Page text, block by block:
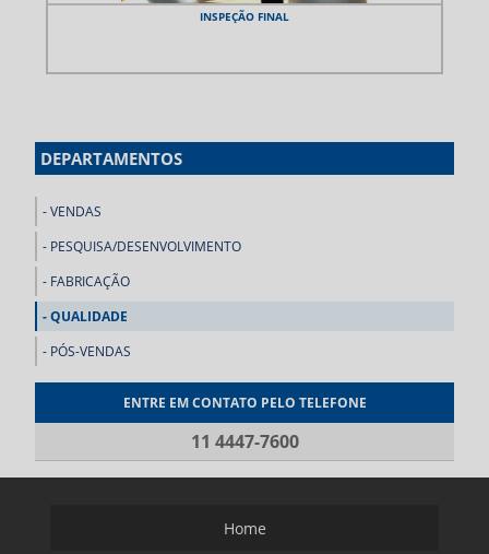
INSPEÇÃO FINAL
DEPARTAMENTOS
VENDAS
PESQUISA/DESENVOLVIMENTO
FABRICAÇÃO
QUALIDADE
PÓS-VENDAS
ENTRE EM CONTATO PELO TELEFONE
11 4447-7600
Home